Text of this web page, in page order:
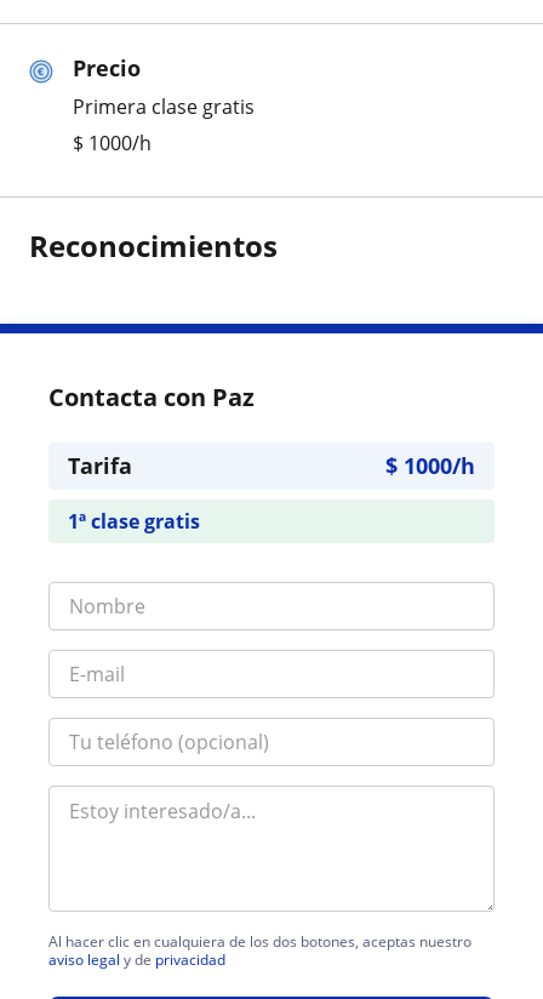
Precio
Primera clase gratis
$ 1000/h
Reconocimientos
Contacta con Paz
Tarifa $ 1000/h
1ª clase gratis
Al hacer clic en cualquiera de los dos botones, aceptas nuestro
aviso legal y de privacidad